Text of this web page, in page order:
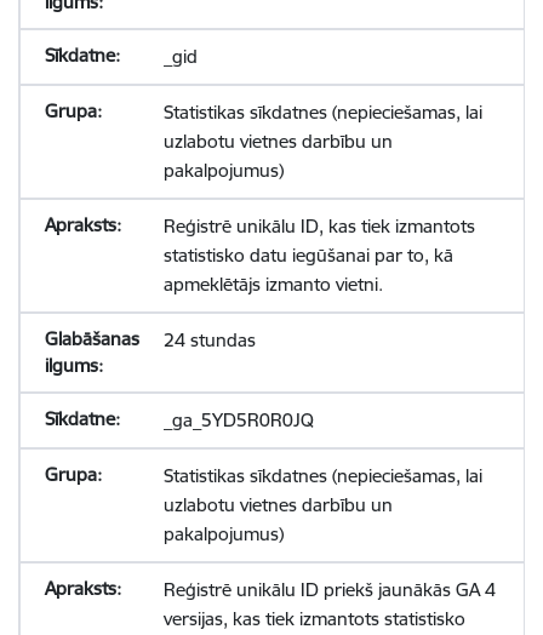
_gid
Statistikas sīkdatnes (nepieciešamas, lai
uzlabotu vietnes darbību un
pakalpojumus)
Reģistrē unikālu ID, kas tiek izmantots
statistisko datu iegūšanai par to, kā
apmeklētājs izmanto vietni.
24 stundas
_ga_5YD5R0R0JQ
Statistikas sīkdatnes (nepieciešamas, lai
uzlabotu vietnes darbību un
pakalpojumus)
Reģistrē unikālu ID priekš jaunākās GA 4
versijas, kas tiek izmantots statistisko